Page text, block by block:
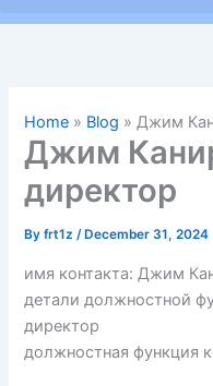
Home » Blog »Джим
Джим
директор
Byfrt1z/ December 31, 2024
имя контакта: Джим
детали должностной
директор
должностная функция